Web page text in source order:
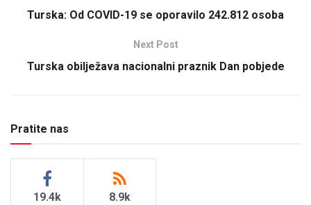
Turska: Od COVID-19 se oporavilo 242.812 osoba
Next Post
Turska obilježava nacionalni praznik Dan pobjede
Pratite nas
19.4k 8.9k